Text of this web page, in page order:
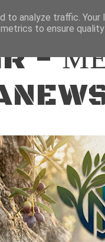
-
analyze traffic. Your
to ensure